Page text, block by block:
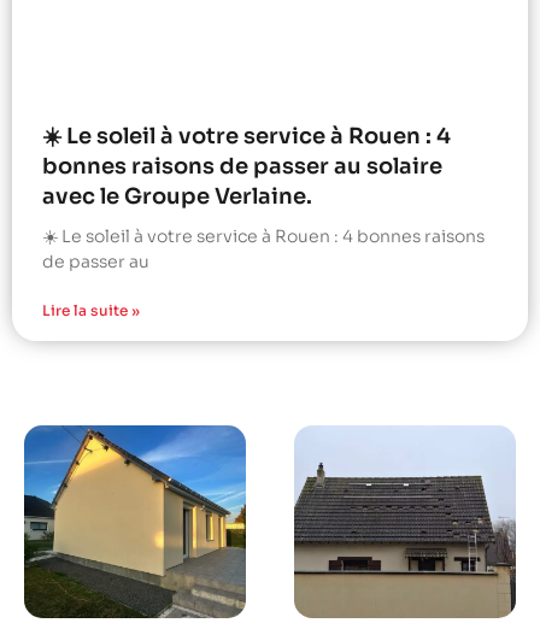
☀️ Le soleil à votre service à Rouen : 4
bonnes raisons de passer au solaire
avec le Groupe Verlaine.
☀️ Le soleil à votre service à Rouen : 4 bonnes raisons
de passer au
Lire la suite »